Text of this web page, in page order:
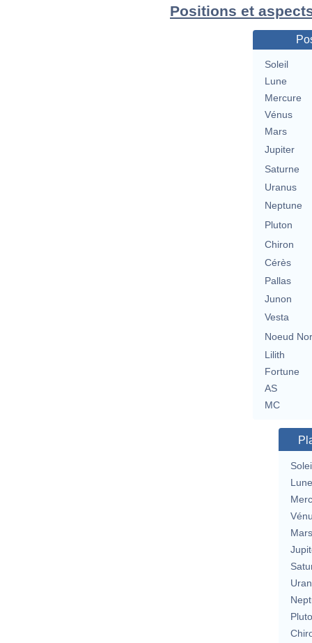
Positions et
Soleil
Lune
Mercure
Vénus
Mars
Jupiter
Saturne
Uranus
Neptune
Pluton
Chiron
Cérès
Pallas
Junon
Vesta
Noeud
Lilith
Fortune
AS
MC
Lune
Mars